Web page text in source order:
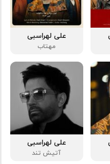
علی لهراسبی
مهتاب
علی لهراسبی
آتیش تند